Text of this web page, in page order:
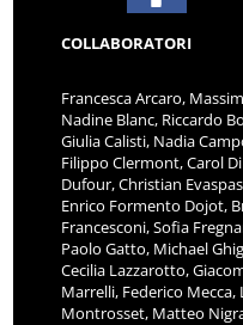
COLLABORATORI
Francesca Arcaro,
Nadine Blanc, Riccardo
Giulia Calisti, Nadia
Filippo Clermont, Carol
Dufour, Christian
Enrico Formento Dojot,
Francesconi, Sofia
Paolo Gatto, Michael
Cecilia Lazzarotto,
Marrelli, Federico
Montrosset, Matteo